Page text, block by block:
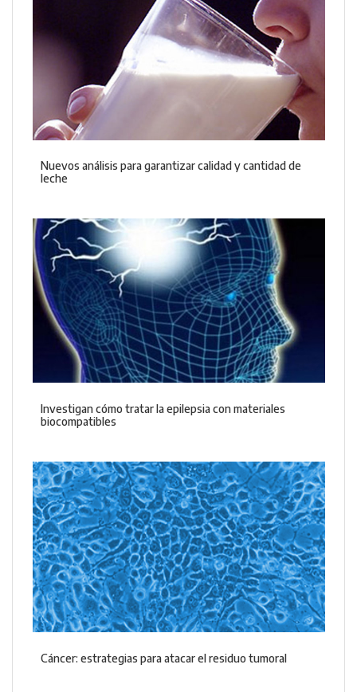
Nuevos análisis para garantizar calidad y cantidad de
leche
Investigan cómo tratar la epilepsia con materiales
biocompatibles
Cáncer: estrategias para atacar el residuo tumoral